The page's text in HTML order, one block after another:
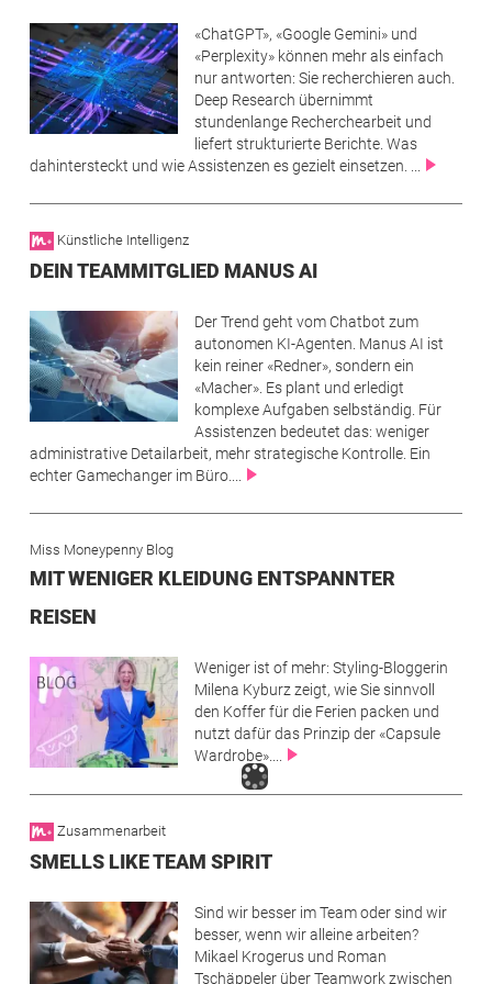
Image
«ChatGPT», «Google Gemini» und
«Perplexity» können mehr als einfach
nur antworten: Sie recherchieren auch.
Deep Research übernimmt
stundenlange Recherchearbeit und
liefert strukturierte Berichte. Was
dahintersteckt und wie Assistenzen es gezielt einsetzen. ...
Künstliche Intelligenz
DEIN TEAMMITGLIED MANUS AI
Image
Der Trend geht vom Chatbot zum
autonomen KI-Agenten. Manus AI ist
kein reiner «Redner», sondern ein
«Macher». Es plant und erledigt
komplexe Aufgaben selbständig. Für
Assistenzen bedeutet das: weniger
administrative Detailarbeit, mehr strategische Kontrolle. Ein
echter Gamechanger im Büro....
Miss Moneypenny Blog
MIT WENIGER KLEIDUNG ENTSPANNTER
REISEN
Image
Weniger ist of mehr: Styling-Bloggerin
Milena Kyburz zeigt, wie Sie sinnvoll
den Koffer für die Ferien packen und
nutzt dafür das Prinzip der «Capsule
Wardrobe»....
Zusammenarbeit
SMELLS LIKE TEAM SPIRIT
Image
Sind wir besser im Team oder sind wir
besser, wenn wir alleine arbeiten?
Mikael Krogerus und Roman
Tschäppeler über Teamwork zwischen